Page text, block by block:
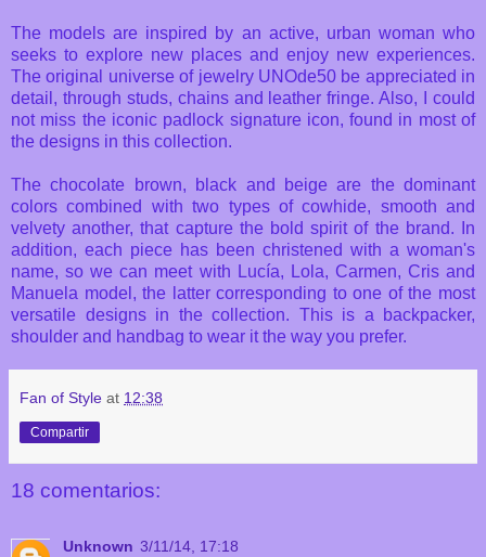
The models are inspired by an active, urban woman who
seeks to explore new places and enjoy new experiences.
The original universe of jewelry UNOde50 be appreciated in
detail, through studs, chains and leather fringe. Also, I could
not miss the iconic padlock signature icon, found in most of
the designs in this collection.
The chocolate brown, black and beige are the dominant
colors combined with two types of cowhide, smooth and
velvety another, that capture the bold spirit of the brand. In
addition, each piece has been christened with a woman's
name, so we can meet with Lucía, Lola, Carmen, Cris and
Manuela model, the latter corresponding to one of the most
versatile designs in the collection. This is a backpacker,
shoulder and handbag to wear it the way you prefer.
Fan of Style at 12:38
Compartir
18 comentarios:
Unknown 3/11/14, 17:18